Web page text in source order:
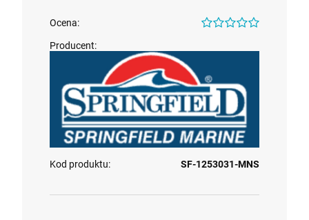
Ocena:
Producent:
Kod produktu: SF-1253031-MNS